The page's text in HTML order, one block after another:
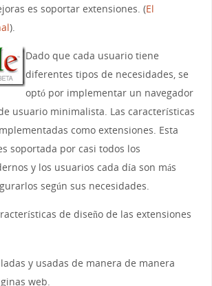
es soportar extensiones. (El
).
Dado que cada usuario tiene
diferentes tipos de necesidades, se
optó por implementar un navegador
usuario minimalista. Las características
como extensiones. Esta
soportada por casi todos los
y los usuarios cada día son más
según sus necesidades.
de diseño de las extensiones
y usadas de manera de manera
web.